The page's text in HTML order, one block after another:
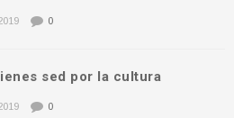
0
sed por la cultura
0